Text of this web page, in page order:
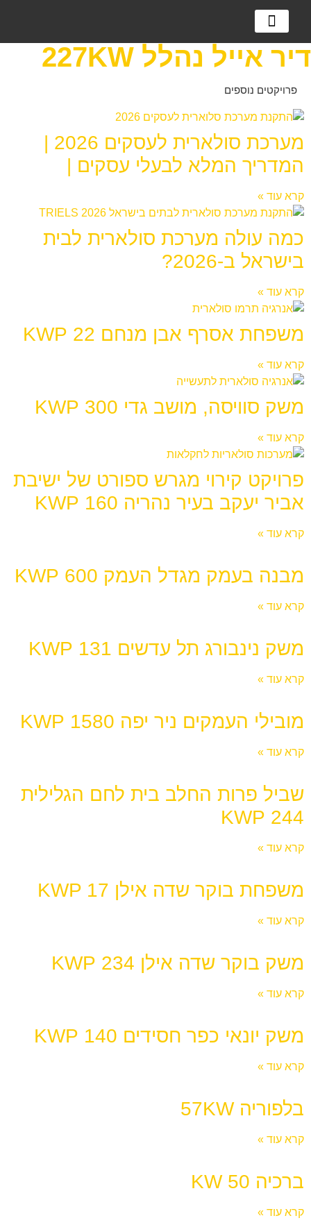
דיר אייל נהלל 227KW
פרויקטים נוספים
מערכת סולארית לעסקים 2026 |
המדריך המלא לבעלי עסקים |
קרא עוד »
כמה עולה מערכת סולארית לבית
בישראל ב-2026?
קרא עוד »
משפחת אסרף אבן מנחם 22 KWP
קרא עוד »
משק סוויסה, מושב גדי 300 KWP
קרא עוד »
פרויקט קירוי מגרש ספורט של ישיבת
אביר יעקב בעיר נהריה 160 KWP
קרא עוד »
מבנה בעמק מגדל העמק 600 KWP
קרא עוד »
משק נינבורג תל עדשים 131 KWP
קרא עוד »
מובילי העמקים ניר יפה 1580 KWP
קרא עוד »
שביל פרות החלב בית לחם הגלילית
244 KWP
קרא עוד »
משפחת בוקר שדה אילן KWP 17
קרא עוד »
משק בוקר שדה אילן 234 KWP
קרא עוד »
משק יונאי כפר חסידים 140 KWP
קרא עוד »
בלפוריה 57KW
קרא עוד »
ברכיה KW 50
קרא עוד »